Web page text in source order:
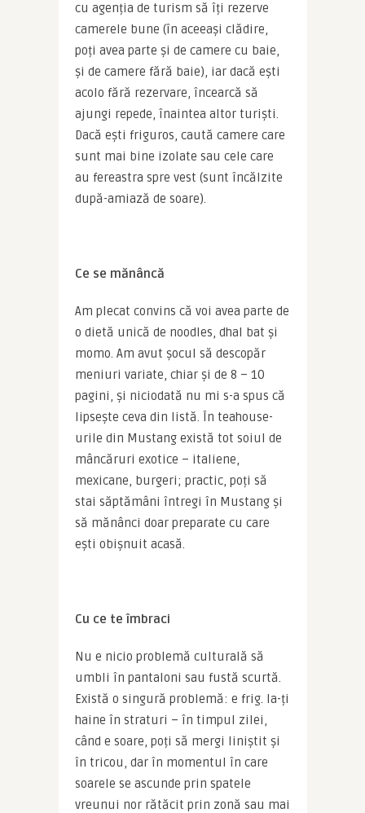
cu agenția de turism să îți rezerve
camerele bune (în aceeași clădire,
poți avea parte și de camere cu baie,
și de camere fără baie), iar dacă ești
acolo fără rezervare, încearcă să
ajungi repede, înaintea altor turiști.
Dacă ești friguros, caută camere care
sunt mai bine izolate sau cele care
au fereastra spre vest (sunt încălzite
după-amiază de soare).
Ce se mănâncă
Am plecat convins că voi avea parte de
o dietă unică de noodles, dhal bat și
momo. Am avut șocul să descopăr
meniuri variate, chiar și de 8 – 10
pagini, și niciodată nu mi s-a spus că
lipsește ceva din listă. În teahouse-
urile din Mustang există tot soiul de
mâncăruri exotice – italiene,
mexicane, burgeri; practic, poți să
stai săptămâni întregi în Mustang și
să mănânci doar preparate cu care
ești obișnuit acasă.
Cu ce te îmbraci
Nu e nicio problemă culturală să
umbli în pantaloni sau fustă scurtă.
Există o singură problemă: e frig. Ia-ți
haine în straturi – în timpul zilei,
când e soare, poți să mergi liniștit și
în tricou, dar în momentul în care
soarele se ascunde prin spatele
vreunui nor rătăcit prin zonă sau mai